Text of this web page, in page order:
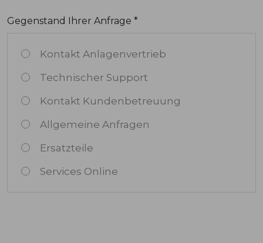
Gegenstand Ihrer Anfrage *
Kontakt Anlagenvertrieb
Technischer Support
Kontakt Kundenbetreuung
Allgemeine Anfragen
Ersatzteile
Services Online